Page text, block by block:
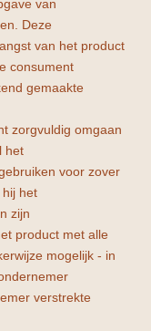
van
Deze
van het product
consument
gemaakte
zorgvuldig omgaan
het
voor zover
het
zijn
product met alle
mogelijk - in
verstrekte